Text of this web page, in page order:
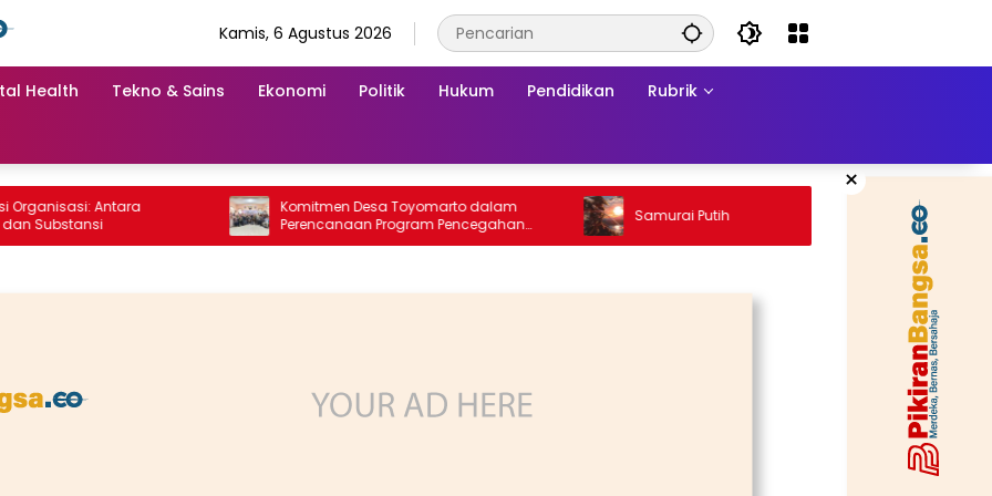
Kamis, 6 Agustus 2026
Health Tekno & Sains Ekonomi Politik Hukum Pendidikan Rubrik
×
Antara
Komitmen Desa Toyomarto dalam
Perencanaan Program Pencegahan
Stunting melalui ‎Rembuk Stunting Desa
Samurai Putih